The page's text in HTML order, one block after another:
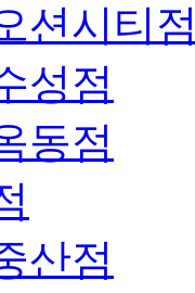
션시티
성점
동점
산점